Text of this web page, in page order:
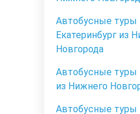
Автобусные туры
Екатеринбург из
Новгорода
Автобусные
из Нижнего
Автобусные туры